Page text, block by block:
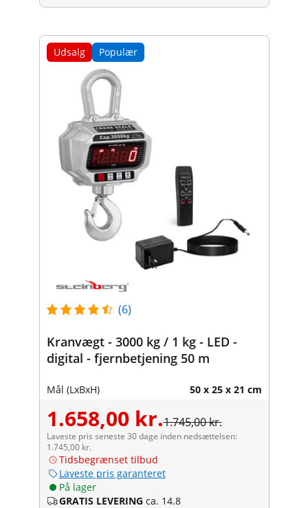
Udsalg Populær
(6)
Kranvægt - 3000 kg / 1 kg - LED -
digital - fjernbetjening 50 m
Mål (LxBxH) 50 x 25 x 21 cm
1.658,00 kr.1.745,00 kr.
Laveste pris seneste 30 dage inden nedsættelsen:
1.745,00 kr.
Tidsbegrænset tilbud
Laveste pris garanteret
På lager
GRATIS LEVERING ca. 14.8